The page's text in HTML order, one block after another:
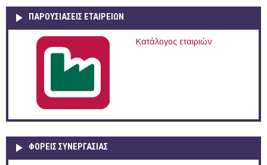
ΠΑΡΟΥΣΙΆΣΕΙΣ ΕΤΑΙΡΕΙΏΝ
Κατάλογος εταιριών
ΦΟΡΕΙΣ ΣΥΝΕΡΓΑΣΙΑΣ